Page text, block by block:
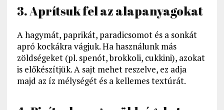
3. Aprítsuk fel az alapanyagokat
A hagymát, paprikát, paradicsomot és a sonkát
apró kockákra vágjuk. Ha használunk más
zöldségeket (pl. spenót, brokkoli, cukkini), azokat
is előkészítjük. A sajt mehet reszelve, ez adja
majd az íz mélységét és a kellemes textúrát.